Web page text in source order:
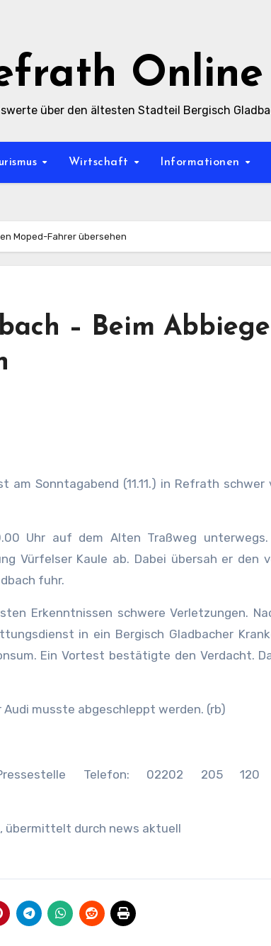
Online
über den ältesten Stadteil Bergisch
Wirtschaft Informationen
Moped-Fahrer übersehen
– Beim
am Sonntagabend (11.11.) in Refrath
Uhr auf dem Alten Traßweg
Vürfelser Kaule ab. Dabei übersah er den
fuhr.
Erkenntnissen schwere Verletzungen.
in ein Bergisch Gladbacher
Ein Vortest bestätigte den Verdacht.
musste abgeschleppt werden. (rb)
Pressestelle Telefon: 02202 205 120
übermittelt durch news aktuell